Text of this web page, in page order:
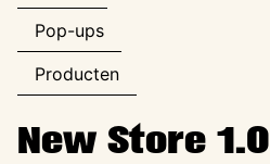
Pop-ups
Producten
New Store 1.0